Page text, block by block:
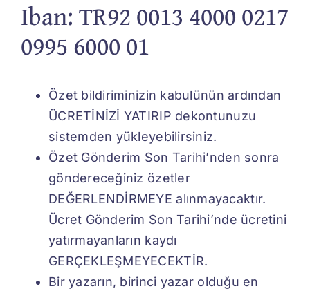
Iban: TR92 0013 4000 0217
0995 6000 01
Özet bildiriminizin kabulünün ardından
ÜCRETİNİZİ YATIRIP dekontunuzu
sistemden yükleyebilirsiniz.
Özet Gönderim Son Tarihi’nden sonra
göndereceğiniz özetler
DEĞERLENDİRMEYE alınmayacaktır.
Ücret Gönderim Son Tarihi’nde ücretini
yatırmayanların kaydı
GERÇEKLEŞMEYECEKTİR.
Bir yazarın, birinci yazar olduğu en